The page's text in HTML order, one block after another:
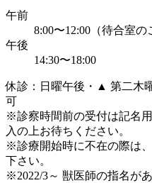
午前
8:00〜12:00（待合室の
午後
14:30〜18:00
休診：日曜午後・▲ 第二木
可
※診察時間前の受付は記名
入の上お待ちください。
※診療開始時に不在の際は
下さい。
※2022/3～ 獣医師の指名が